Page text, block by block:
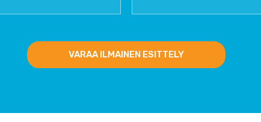
VARAA ILMAINEN ESITTELY